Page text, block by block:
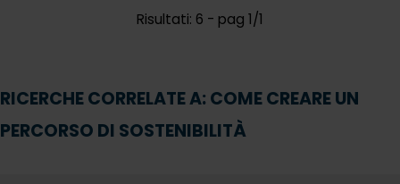
Risultati: 6 - pag 1/1
RICERCHE CORRELATE A: COME CREARE UN
PERCORSO DI SOSTENIBILITÀ